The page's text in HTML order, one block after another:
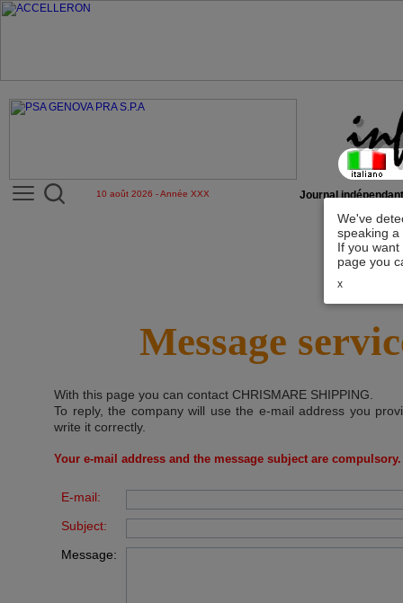
We've
speaking
If you
page you
x
10 août 2026 - Année XXX Journal
Message
With this page you can contact CHRISMARE SHIPPING
To reply, the company will use the e-mail address you
write it correctly.
Your e-mail address and the message subject are compulsory.
E-mail:
Subject:
Message: